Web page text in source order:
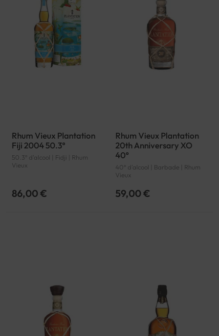
Rhum Vieux Plantation
Fiji 2004 50.3°
50.3° d'alcool | Fidji | Rhum
Vieux
86,00 €
Rhum Vieux Plantation
20th Anniversary XO
40°
40° d'alcool | Barbade | Rhum
Vieux
59,00 €